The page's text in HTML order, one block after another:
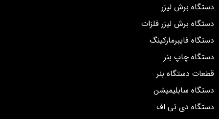
دستگاه برش لیزر
دستگاه برش لیزر فلزات
دستگاه فایبرمارکینگ
دستگاه چاپ بنر
قطعات دستگاه بنر
دستگاه سابلیمیشن
دستگاه دی تی اف